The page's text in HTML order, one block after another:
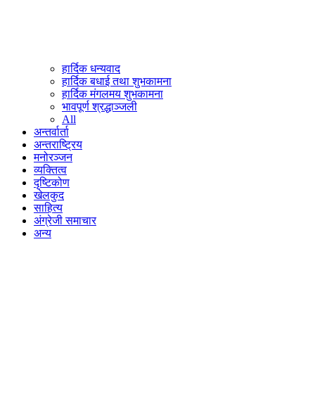
हार्दिक धन्यवाद
हार्दिक बधाई तथा शुभकामना
हार्दिक मंगलमय शुभकामना
भावपूर्ण श्रद्धाञ्जली
All
अन्तर्वार्ता
अन्तराष्ट्रिय
मनोरञ्जन
व्यक्तित्व
दृष्टिकोण
खेलकुद
साहित्य
अंग्रेजी समाचार
अन्य